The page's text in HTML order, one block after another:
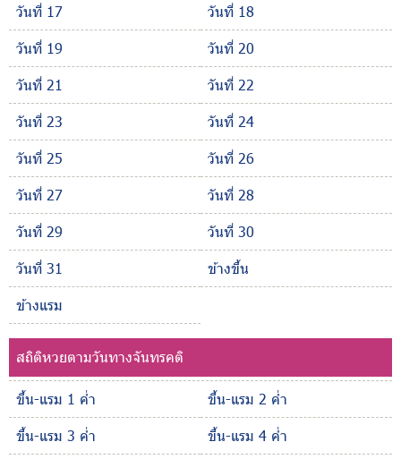
วันที่ 17
วันที่ 18
วันที่ 19
วันที่ 20
วันที่ 21
วันที่ 22
วันที่ 23
วันที่ 24
วันที่ 25
วันที่ 26
วันที่ 27
วันที่ 28
วันที่ 29
วันที่ 30
วันที่ 31
ข้างขึ้น
ข้างแรม
สถิติหวยตามวันทางจันทรคติ
ขึ้น-แรม 1 ค่ำ
ขึ้น-แรม 2 ค่ำ
ขึ้น-แรม 3 ค่ำ
ขึ้น-แรม 4 ค่ำ